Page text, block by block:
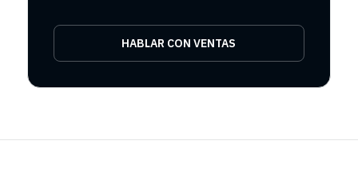
HABLAR CON VENTAS